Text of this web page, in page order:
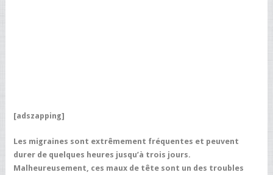
[adszapping]
Les migraines sont extrêmement fréquentes et peuvent
durer de quelques heures jusqu’à trois jours.
Malheureusement, ces maux de tête sont un des troubles